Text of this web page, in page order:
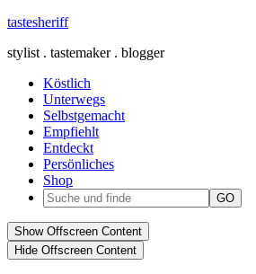
tastesheriff
stylist . tastemaker . blogger
Köstlich
Unterwegs
Selbstgemacht
Empfiehlt
Entdeckt
Persönliches
Shop
Show Offscreen Content
Hide Offscreen Content